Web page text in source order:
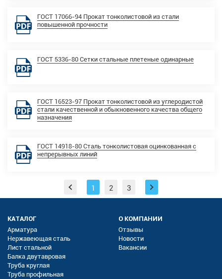
ГОСТ 17066-94 Прокат тонколистовой из стали
повышенной прочности
ГОСТ 5336-80 Сетки стальные плетеные одинарные
ГОСТ 16523-97 Прокат тонколистовой из углеродистой
стали качественной и обыкновенного качества общего
назначения
ГОСТ 14918-80 Сталь тонколистовая оцинкованная с
непрерывных линий
1 2 3
КАТАЛОГ
Арматура
Нержавеющая сталь
Лист стальной
Балка двутавровая
Труба круглая
Труба профильная
О КОМПАНИИ
Отзывы
Новости
Вакансии